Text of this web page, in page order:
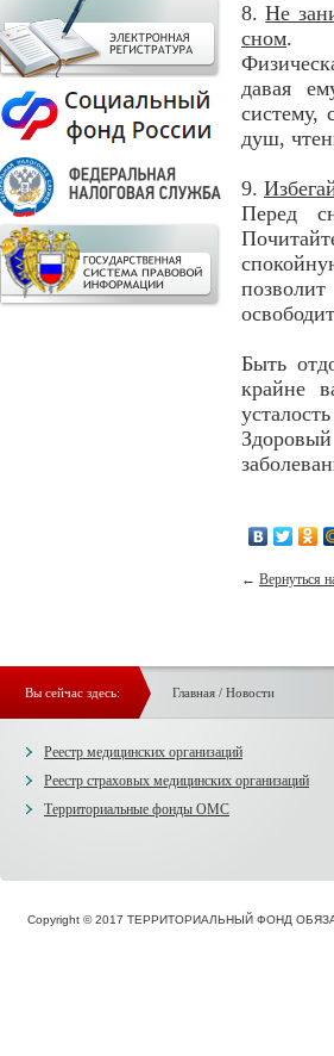
8.Не
сном.
давая
систему,
душ,
9.
Перед
Быть
крайне
← Вернуться
Вы сейчас здесь: Главная/ Новости
Реестр медицинских организаций
Реестр страховых медицинских организаций
Территориальные фонды ОМС
Copyright © 2017 ТЕРРИТОРИАЛЬНЫЙ ФОНД